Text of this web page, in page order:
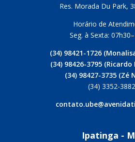
Res. Morada Du Park,
Horário de
Seg. à Sexta:
(34) 98421-1726
(34) 98426-3795
(34) 98427-3735 (Zé
(34) 3352-3882
Ipatinga -